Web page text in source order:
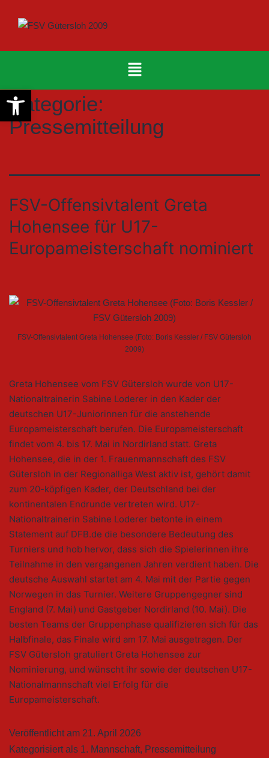
Kategorie:
Pressemitteilung
FSV-Offensivtalent Greta
Hohensee für U17-
Europameisterschaft nominiert
FSV-Offensivtalent Greta Hohensee (Foto: Boris Kessler / FSV Gütersloh
2009)
Greta Hohensee vom FSV Gütersloh wurde von U17-
Nationaltrainerin Sabine Loderer in den Kader der
deutschen U17-Juniorinnen für die anstehende
Europameisterschaft berufen. Die Europameisterschaft
findet vom 4. bis 17. Mai in Nordirland statt. Greta
Hohensee, die in der 1. Frauenmannschaft des FSV
Gütersloh in der Regionalliga West aktiv ist, gehört damit
zum 20-köpfigen Kader, der Deutschland bei der
kontinentalen Endrunde vertreten wird. U17-
Nationaltrainerin Sabine Loderer betonte in einem
Statement auf DFB.de die besondere Bedeutung des
Turniers und hob hervor, dass sich die Spielerinnen ihre
Teilnahme in den vergangenen Jahren verdient haben. Die
deutsche Auswahl startet am 4. Mai mit der Partie gegen
Norwegen in das Turnier. Weitere Gruppengegner sind
England (7. Mai) und Gastgeber Nordirland (10. Mai). Die
besten Teams der Gruppenphase qualifizieren sich für das
Halbfinale, das Finale wird am 17. Mai ausgetragen. Der
FSV Gütersloh gratuliert Greta Hohensee zur
Nominierung, und wünscht ihr sowie der deutschen U17-
Nationalmannschaft viel Erfolg für die
Europameisterschaft.
Veröffentlicht am 21. April 2026
Kategorisiert als 1. Mannschaft, Pressemitteilung
Werkzeugleiste öffnen